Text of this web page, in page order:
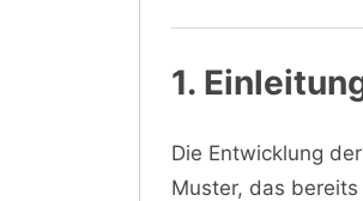
1.
Die Entwicklung
Muster, das